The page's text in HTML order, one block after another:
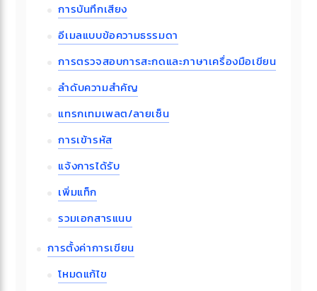
การบันทึกเสียง
อีเมลแบบข้อความธรรมดา
การตรวจสอบการสะกดและภาษาเครื่องมือเขียน
ลำดับความสำคัญ
แทรกเทมเพลต/ลายเซ็น
การเข้ารหัส
แจ้งการได้รับ
เพิ่มแท็ก
รวมเอกสารแนบ
การตั้งค่าการเขียน
โหมดแก้ไข